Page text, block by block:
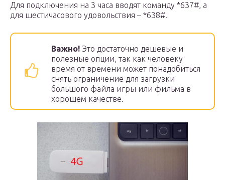
Для подключения на 3 часа вводят команду *637#, а
для шестичасового удовольствия – *638#.
Важно! Это достаточно дешевые и
полезные опции, так как человеку
время от времени может понадобиться
снять ограничение для загрузки
большого файла игры или фильма в
хорошем качестве.